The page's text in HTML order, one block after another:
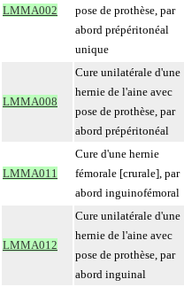
LMMA002
pose de prothèse, par
abord prépéritonéal
unique
LMMA008
Cure unilatérale d'une
hernie de l'aine avec
pose de prothèse, par
abord prépéritonéal
LMMA011
Cure d'une hernie
fémorale [crurale], par
abord inguinofémoral
LMMA012
Cure unilatérale d'une
hernie de l'aine avec
pose de prothèse, par
abord inguinal